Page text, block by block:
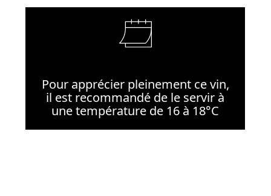
Pour apprécier pleinement ce vin,
il est recommandé de le servir à
une température de 16 à 18°C